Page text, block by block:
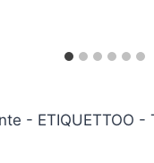
- ETIQUETTOO -